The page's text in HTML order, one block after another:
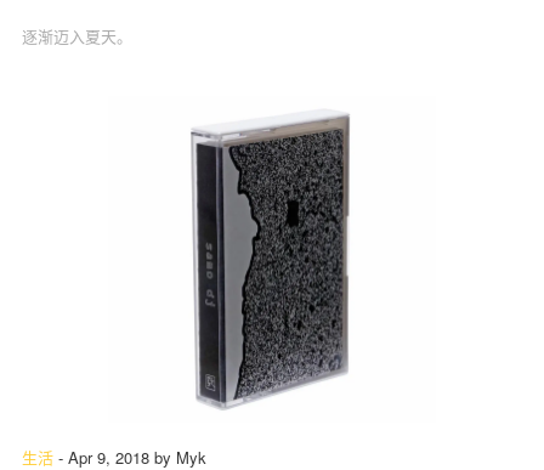
逐渐迈入夏天。
生活 - Apr 9, 2018 by Myk